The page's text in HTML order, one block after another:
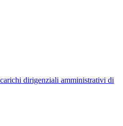
dirigenziali amministrativi di